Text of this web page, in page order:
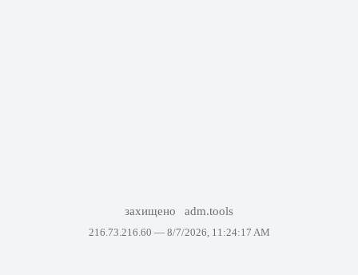
захищено adm.tools
216.73.216.60 — 8/7/2026, 11:24:17 AM